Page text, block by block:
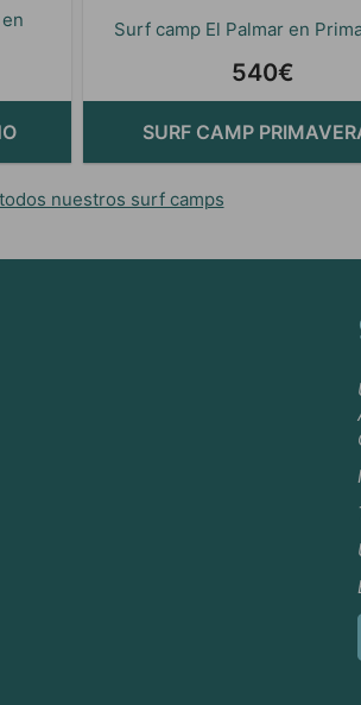
Surf camp El Palmar en
540€
SURF CAMP
nuestros surf camps